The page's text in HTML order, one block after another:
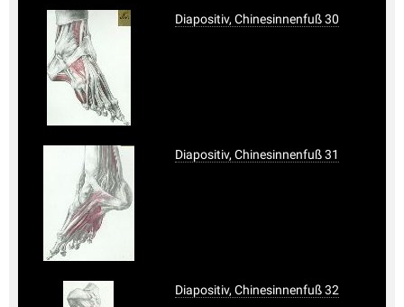
Diapositiv, Chinesinnenfuß 30
Diapositiv, Chinesinnenfuß 31
Diapositiv, Chinesinnenfuß 32